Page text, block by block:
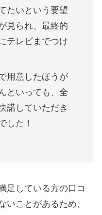
たいという要望
見られ、最終的
テレビまでつけ
用意したほうが
といっても、全
諾していただき
した！
足している方の口コ
いことがあるため、